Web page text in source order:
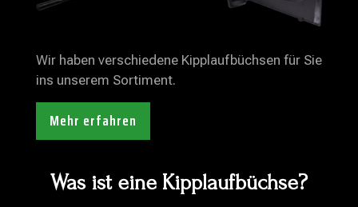
Wir haben verschiedene Kipplaufbüchsen für Sie
ins unserem Sortiment.
Mehr erfahren
Was ist eine Kipplaufbüchse?